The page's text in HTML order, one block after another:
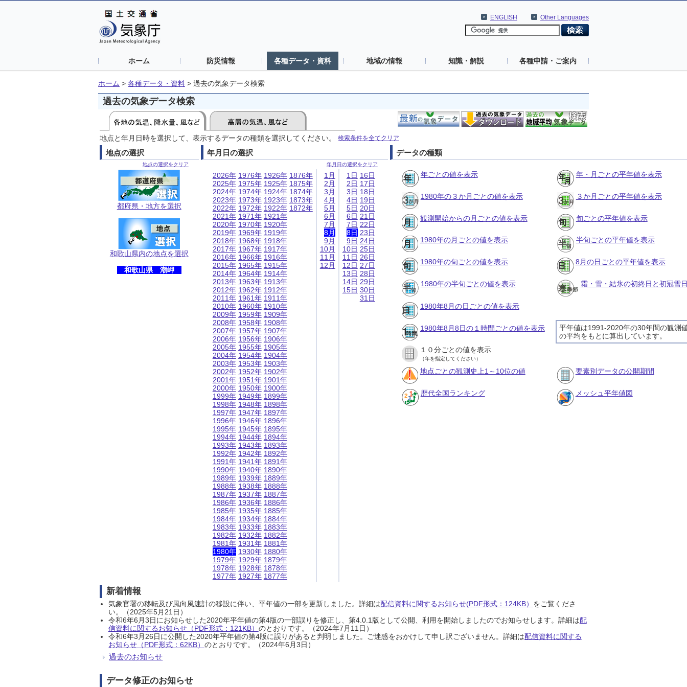
Other Languages
ENGLISH
ホーム 防災情報 各種データ・資料 地域の情報 知識・解説 各種申請・ご案内
ホーム > 各種データ・資料 > 過去の気象データ検索
過去の気象データ検索
地点と年月日時を選択して、表示するデータの種類を選択してください。 検索条件を全てクリア
地点の選択
地点の選択をクリア
都府県・地方を選択
和歌山県内の地点を選択
和歌山県 潮岬
年月日の選択
年月日の選択をクリア
2026年
2025年
2024年
2023年
2022年
2021年
2020年
2019年
2018年
2017年
2016年
2015年
2014年
2013年
2012年
2011年
2010年
2009年
2008年
2007年
2006年
2005年
2004年
2003年
2002年
2001年
2000年
1999年
1998年
1997年
1996年
1995年
1994年
1993年
1992年
1991年
1990年
1989年
1988年
1987年
1986年
1985年
1984年
1983年
1982年
1981年
1980年
1979年
1978年
1977年
1976年
1975年
1974年
1973年
1972年
1971年
1970年
1969年
1968年
1967年
1966年
1965年
1964年
1963年
1962年
1961年
1960年
1959年
1958年
1957年
1956年
1955年
1954年
1953年
1952年
1951年
1950年
1949年
1948年
1947年
1946年
1945年
1944年
1943年
1942年
1941年
1940年
1939年
1938年
1937年
1936年
1935年
1934年
1933年
1932年
1931年
1930年
1929年
1928年
1927年
1926年
1925年
1924年
1923年
1922年
1921年
1920年
1919年
1918年
1917年
1916年
1915年
1914年
1913年
1912年
1911年
1910年
1909年
1908年
1907年
1906年
1905年
1904年
1903年
1902年
1901年
1900年
1899年
1898年
1897年
1896年
1895年
1894年
1893年
1892年
1891年
1890年
1889年
1888年
1887年
1886年
1885年
1884年
1883年
1882年
1881年
1880年
1879年
1878年
1877年
1876年
1875年
1874年
1873年
1872年
1月
2月
3月
4月
5月
6月
7月
8月
9月
10月
11月
12月
1日
2日
3日
4日
5日
6日
7日
8日
9日
10日
11日
12日
13日
14日
15日
16日
17日
18日
19日
20日
21日
22日
23日
24日
25日
26日
27日
28日
29日
30日
31日
データの種類
年ごとの値を表示 年・月ごとの平年値を表示
1980年の３か月ごとの値を表示 ３か月ごとの平年値を表示
観測開始からの月ごとの値を表示 旬ごとの平年値を表示
1980年の月ごとの値を表示 半旬ごとの平年値を表示
1980年の旬ごとの値を表示 8月の日ごとの平年値を表示
1980年の半旬ごとの値を表示 霜・雪・結氷の初終日と初冠雪
1980年8月の日ごとの値を表示
平年値は1991-2020年の30年間の観測
の平均をもとに算出しています。
1980年8月8日の１時間ごとの値を表示
１０分ごとの値を表示
（年を指定してください）
地点ごとの観測史上1～10位の値 要素別データの公開期間
歴代全国ランキング メッシュ平年値図
新着情報
気象官署の移転及び風向風速計の移設に伴い、平年値の一部を更新しました。詳細は配信資料に関するお知らせ(PDF形式：124KB） をご覧くださ
い。（2025年5月21日）
令和6年6月3日にお知らせした2020年平年値の第4版の一部誤りを修正し、第4.0.1版として公開、利用を開始しましたのでお知らせします。詳細は配
信資料に関するお知らせ（PDF形式：121KB） のとおりです。（2024年7月11日）
令和6年3月26日に公開した2020年平年値の第4版に誤りがあると判明しました。ご迷惑をおかけして申し訳ございません。詳細は配信資料に関する
お知らせ（PDF形式：62KB） のとおりです。（2024年6月3日）
過去のお知らせ
データ修正のお知らせ